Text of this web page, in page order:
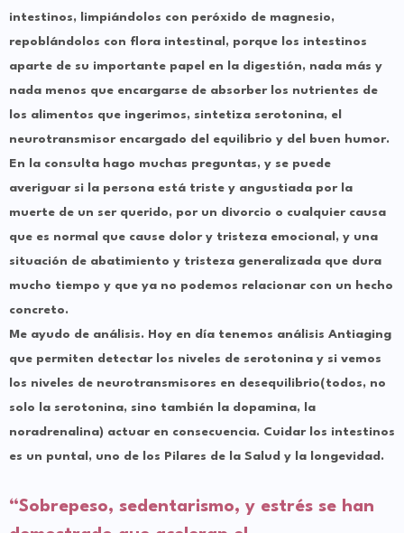
intestinos, limpiándolos con peróxido de magnesio,
repoblándolos con flora intestinal, porque los intestinos
aparte de su importante papel en la digestión, nada más y
nada menos que encargarse de absorber los nutrientes de
los alimentos que ingerimos, sintetiza serotonina, el
neurotransmisor encargado del equilibrio y del buen humor.
En la consulta hago muchas preguntas, y se puede
averiguar si la persona está triste y angustiada por la
muerte de un ser querido, por un divorcio o cualquier causa
que es normal que cause dolor y tristeza emocional, y una
situación de abatimiento y tristeza generalizada que dura
mucho tiempo y que ya no podemos relacionar con un hecho
concreto.
Me ayudo de análisis. Hoy en día tenemos análisis Antiaging
que permiten detectar los niveles de serotonina y si vemos
los niveles de neurotransmisores en desequilibrio(todos, no
solo la serotonina, sino también la dopamina, la
noradrenalina) actuar en consecuencia. Cuidar los intestinos
es un puntal, uno de los Pilares de la Salud y la longevidad.
“Sobrepeso, sedentarismo, y estrés se han